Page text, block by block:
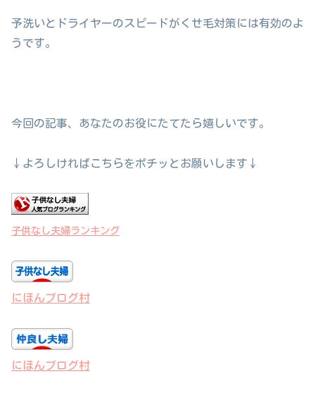
予洗いとドライヤーのスピードがくせ毛対策には有効のよ
うです。
今回の記事、あなたのお役にたてたら嬉しいです。
↓よろしければこちらをポチッとお願いします↓
子供なし夫婦ランキング
にほんブログ村
にほんブログ村